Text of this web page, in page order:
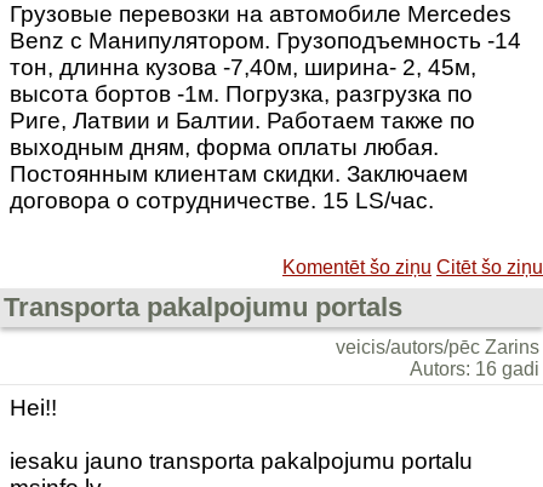
Грузовые перевозки на автомобиле Mercedes
Benz с Манипулятором. Грузоподъемность -14
тон, длинна кузова -7,40м, ширина- 2, 45м,
высота бортов -1м. Погрузка, разгрузка по
Риге, Латвии и Балтии. Работаем также по
выходным дням, форма оплаты любая.
Постоянным клиентам скидки. Заключаем
договора о сотрудничестве. 15 LS/час.
Komentēt šo ziņu Citēt šo ziņu
Transporta pakalpojumu portals
veicis/autors/pēc Zarins
Autors: 16 gadi
Hei!!
iesaku jauno transporta pakalpojumu portalu